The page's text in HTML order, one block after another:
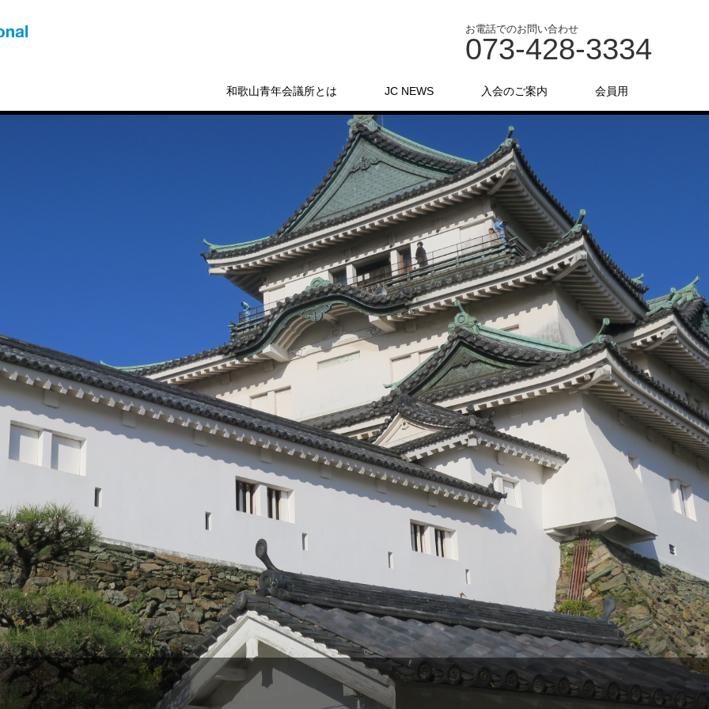
お電話でのお問い合わせ
073-428-3334
和歌山青年会議所とは JC NEWS 入会のご案内 会員用